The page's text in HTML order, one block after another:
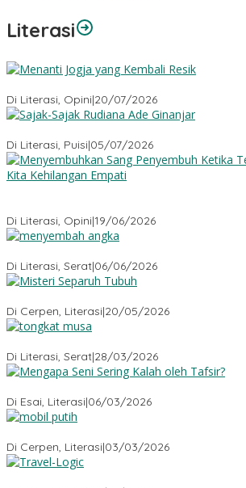
Literasi
Di Literasi, Opini|20/07/2026
Di Literasi, Puisi|05/07/2026
Di Literasi, Opini|19/06/2026
Di Literasi, Serat|06/06/2026
Di Cerpen, Literasi|20/05/2026
Di Literasi, Serat|28/03/2026
Di Esai, Literasi|06/03/2026
Di Cerpen, Literasi|03/03/2026